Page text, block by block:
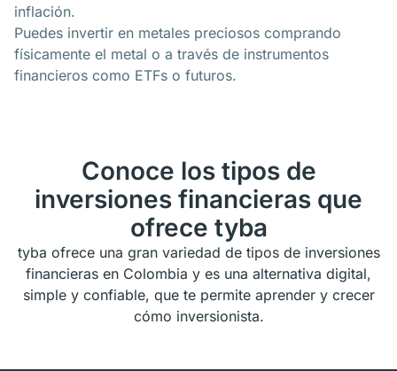
inflación.
Puedes invertir en metales preciosos comprando
físicamente el metal o a través de instrumentos
financieros como ETFs o futuros.
Conoce los tipos de
inversiones financieras que
ofrece tyba
tyba ofrece una gran variedad de tipos de inversiones
financieras en Colombia y es una alternativa digital,
simple y confiable, que te permite aprender y crecer
cómo inversionista.